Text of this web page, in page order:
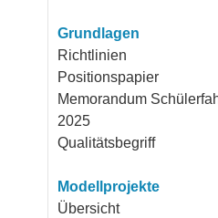
Grundlagen
Richtlinien
Positionspapier
Memorandum
2025
Qualitätsbegriff
Modellprojekte
Übersicht